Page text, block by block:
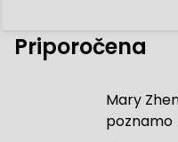
Priporočena
Mary
poznamo